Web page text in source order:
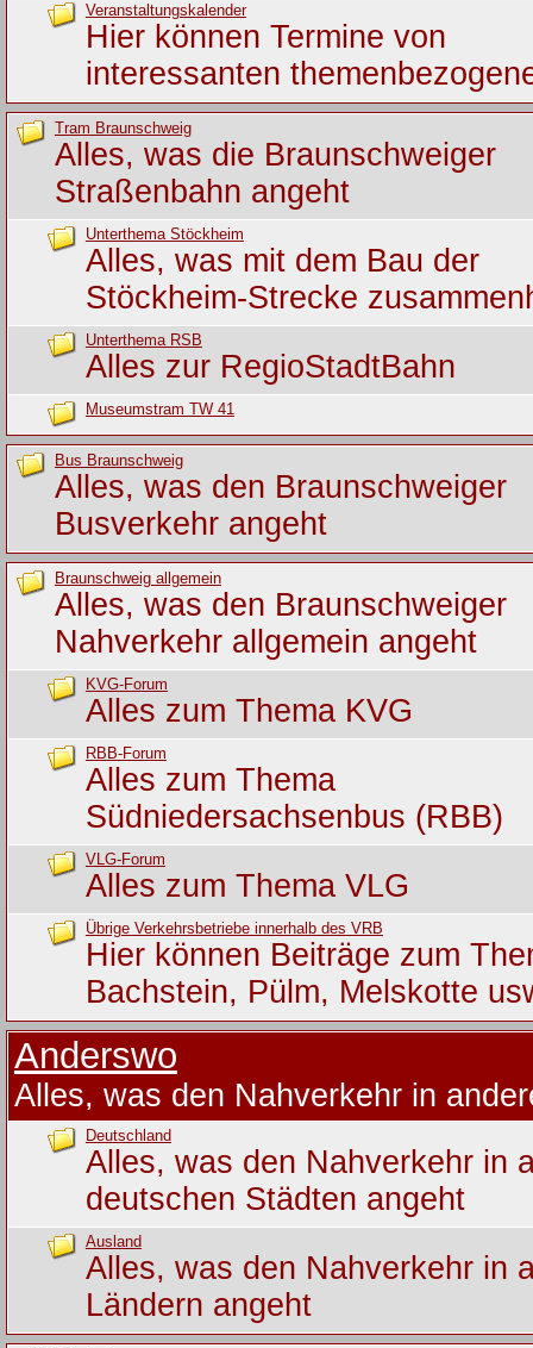
Veranstaltungskalender
Hier können Termine von
interessanten
Tram Braunschweig
Alles, was die Braunschweiger
Straßenbahn angeht
Unterthema Stöckheim
Alles, was mit dem Bau der
Stöckheim-Strecke
Unterthema RSB
Alles zur RegioStadtBahn
Museumstram TW 41
Bus Braunschweig
Alles, was den Braunschweiger
Busverkehr angeht
Braunschweig allgemein
Alles, was den Braunschweiger
Nahverkehr allgemein angeht
KVG-Forum
Alles zum Thema KVG
RBB-Forum
Alles zum Thema
Südniedersachsenbus (RBB)
VLG-Forum
Alles zum Thema VLG
Übrige Verkehrsbetriebe innerhalb des VRB
Hier können Beiträge zum
Bachstein, Pülm, Melskotte
Anderswo
Alles, was den Nahverkehr in
Deutschland
Alles, was den Nahverkehr in
deutschen Städten angeht
Ausland
Alles, was den Nahverkehr in
Ländern angeht